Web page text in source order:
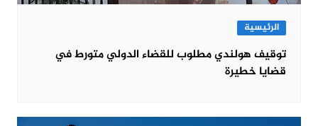
الرئيسية
توقيف هولندي مطلوب للقضاء الدولي متورط في
قضايا خطيرة